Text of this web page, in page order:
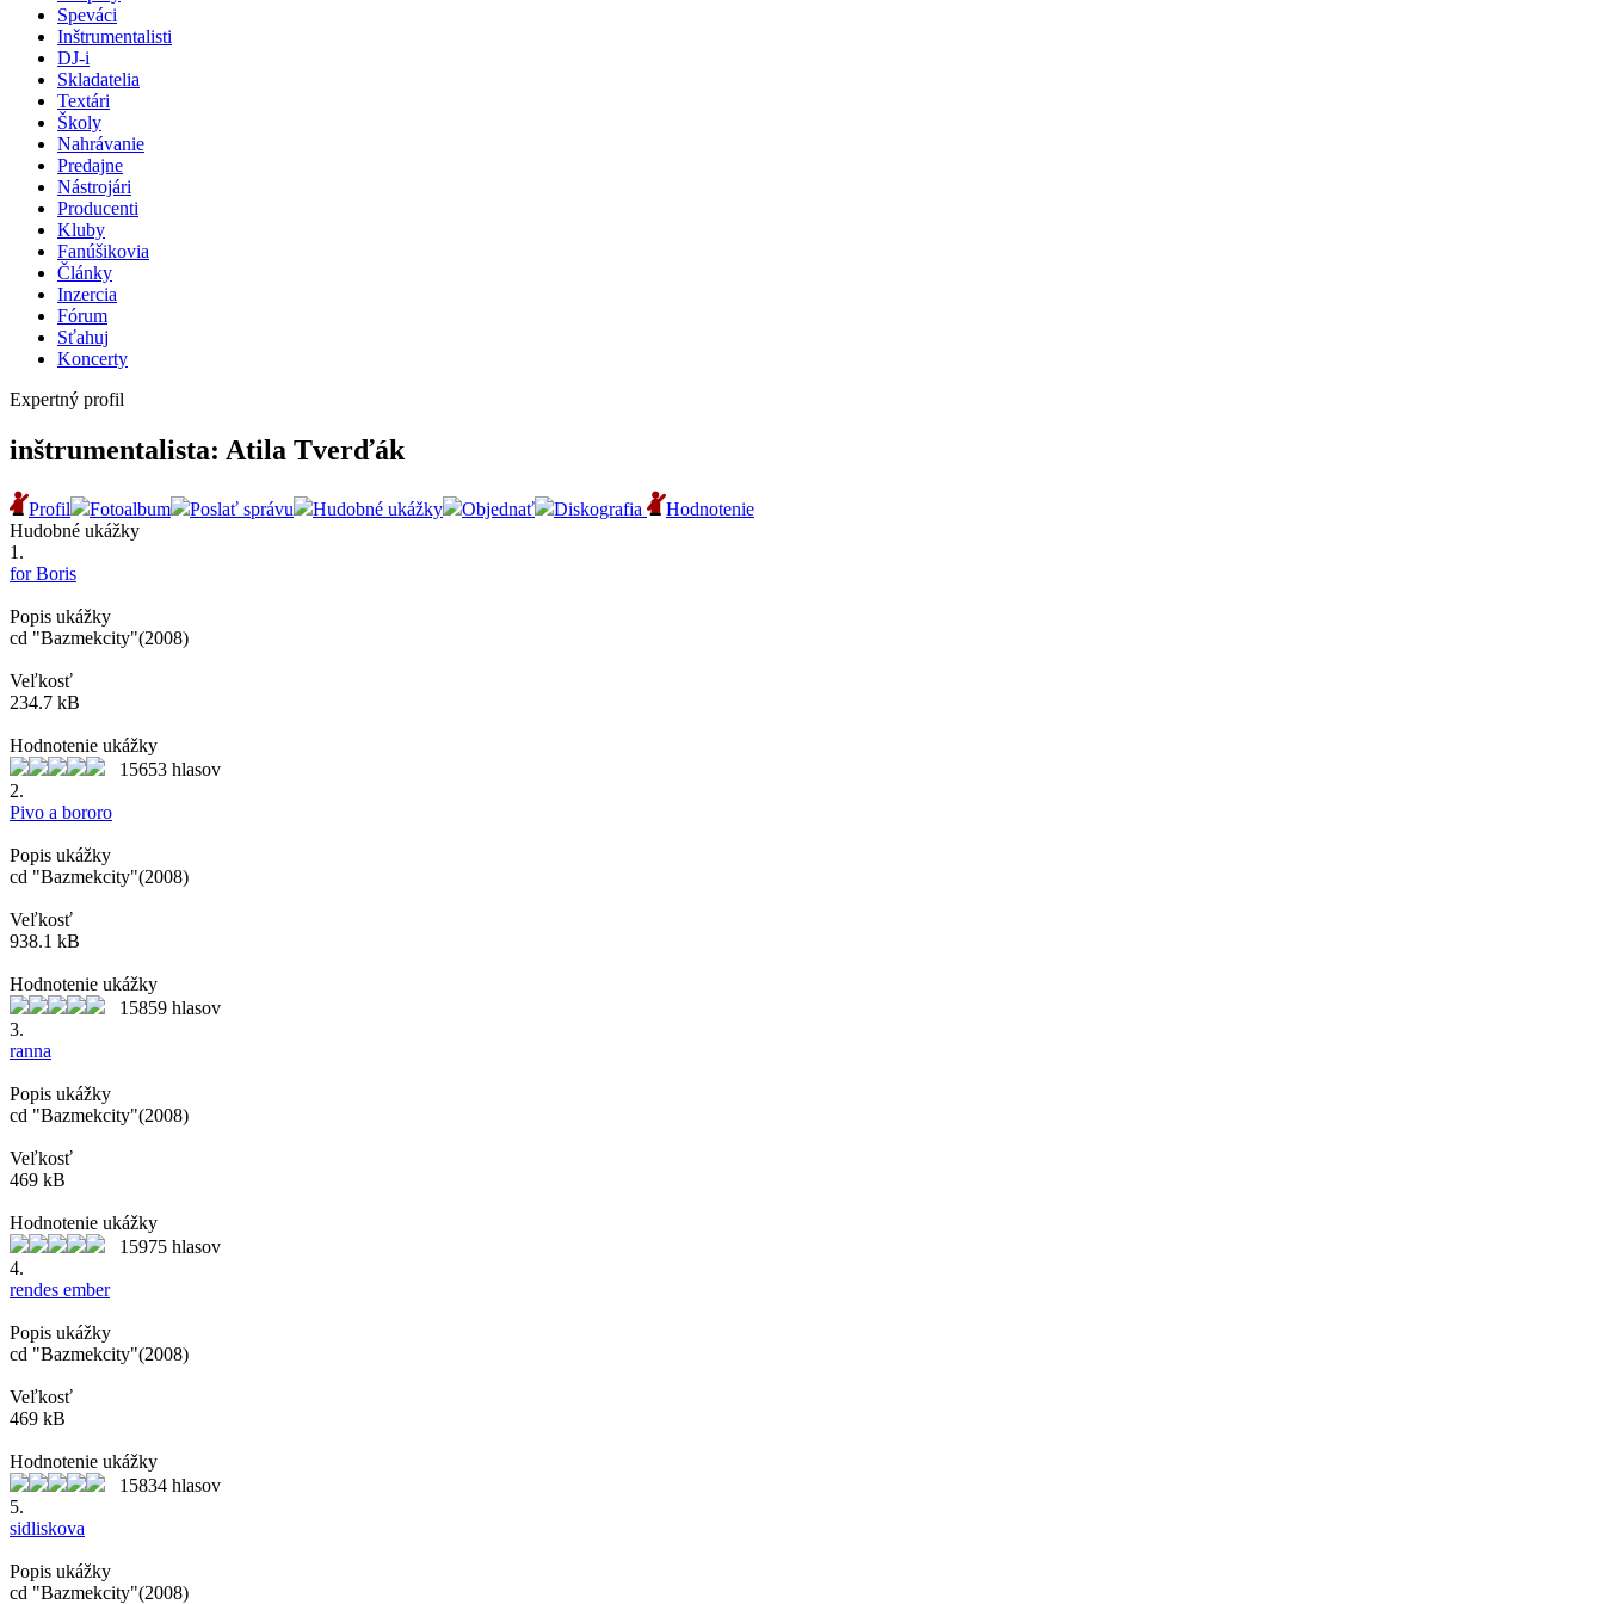
Speváci
Inštrumentalisti
DJ-i
Skladatelia
Textári
Školy
Nahrávanie
Predajne
Nástrojári
Producenti
Kluby
Fanúšikovia
Články
Inzercia
Fórum
Sťahuj
Koncerty
Expertný profil
inštrumentalista: Atila Tverďák
Profil Fotoalbum Poslať správu Hudobné ukážky Objednať Diskografia
Hodnotenie
Hudobné ukážky
1.
for Boris
Popis ukážky
cd "Bazmekcity"(2008)
Veľkosť
234.7 kB
Hodnotenie ukážky
15653 hlasov
2.
Pivo a bororo
Popis ukážky
cd "Bazmekcity"(2008)
Veľkosť
938.1 kB
Hodnotenie ukážky
15859 hlasov
3.
ranna
Popis ukážky
cd "Bazmekcity"(2008)
Veľkosť
469 kB
Hodnotenie ukážky
15975 hlasov
4.
rendes ember
Popis ukážky
cd "Bazmekcity"(2008)
Veľkosť
469 kB
Hodnotenie ukážky
15834 hlasov
5.
sidliskova
Popis ukážky
cd "Bazmekcity"(2008)